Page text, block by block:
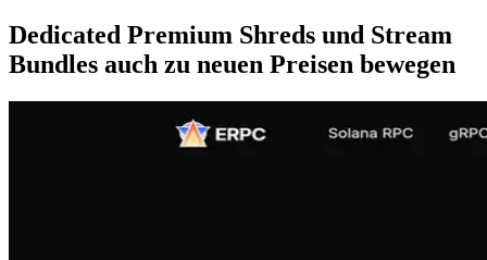
Dedicated Premium Shreds und Stream
Bundles auch zu neuen Preisen bewegen